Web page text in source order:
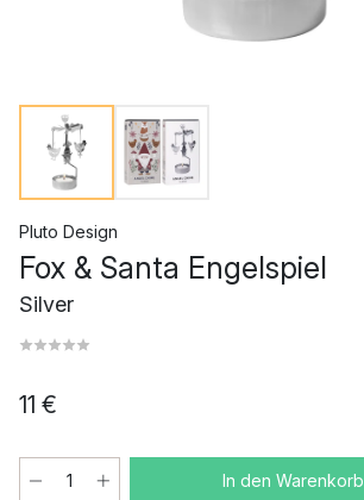
Pluto Design
Fox & Santa Engelspiel
Silver
11 €
In den Warenkorb